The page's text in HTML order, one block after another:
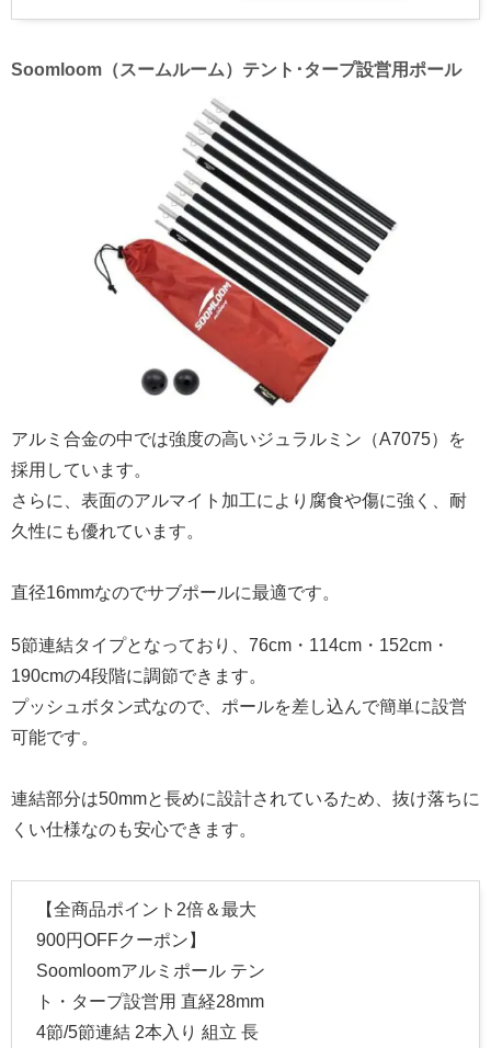
Soomloom（スームルーム）テント･タープ設営用ポール
アルミ合金の中では強度の高いジュラルミン（A7075）を
採用しています。
さらに、表面のアルマイト加工により腐食や傷に強く、耐
久性にも優れています。
直径16mmなのでサブポールに最適です。
5節連結タイプとなっており、76cm・114cm・152cm・
190cmの4段階に調節できます。
プッシュボタン式なので、ポールを差し込んで簡単に設営
可能です。
連結部分は50mmと長めに設計されているため、抜け落ちに
くい仕様なのも安心できます。
【全商品ポイント2倍＆最大
900円OFFクーポン】
Soomloomアルミポール テン
ト・タープ設営用 直経28mm
4節/5節連結 2本入り 組立 長